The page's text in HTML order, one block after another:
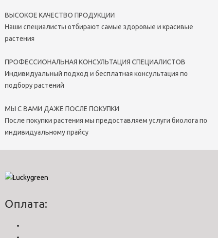
ВЫСОКОЕ КАЧЕСТВО ПРОДУКЦИИ
Наши специалисты отбирают самые здоровые и красивые
растения
ПРОФЕССИОНАЛЬНАЯ КОНСУЛЬТАЦИЯ СПЕЦИАЛИСТОВ
Индивидуальный подход и бесплатная консультация по
подбору растений
МЫ С ВАМИ ДАЖЕ ПОСЛЕ ПОКУПКИ
После покупки растения мы предоставляем услуги биолога по
индивидуальному прайсу
Оплата: